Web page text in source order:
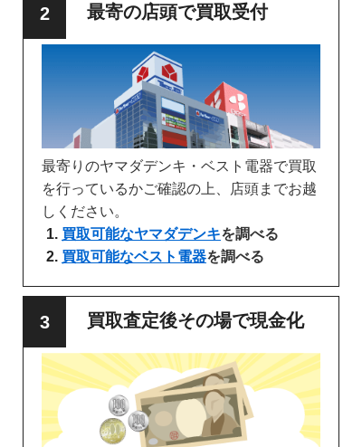
最寄の店頭で買取受付
最寄りのヤマダデンキ・ベスト電器で買取
を行っているかご確認の上、店頭までお越
しください。
買取可能なヤマダデンキを調べる
買取可能なベスト電器を調べる
買取査定後その場で現金化